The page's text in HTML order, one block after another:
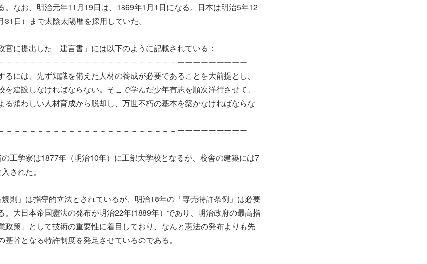
。なお、明治元年11月19日は、1869年1月1日になる。日本は明治5年12
日）まで太陰太陽暦を採用していた。
に提出した「建言書」には以下のように記載されている：
－－－－－－－－－－－－－－－－－－－－－－ーーーーーーーーー
るには、先ず知識を備えた人材の養成が必要であることを大前提とし、
を建設しなければならない。そこで学んだ少年有志を順次洋行させて、
る煩わしい人材育成から脱却し、万世不朽の基本を築かなければならな
－－－－－－－－－－－－－－－－－－－－－－ーーーーーーーーー
工学寮は1877年（明治10年）に工部大学校となるが、校舎の建築には7
された。
則」は指導的立法とされているが、明治18年の「専売特許条例」は必要
。大日本帝国憲法の発布が明治22年(1889年）であり、明治政府の最高指
政策」として技術の重要性に着目しており、なんと憲法の発布よりも先
基幹となる特許制度を発足させているのである。